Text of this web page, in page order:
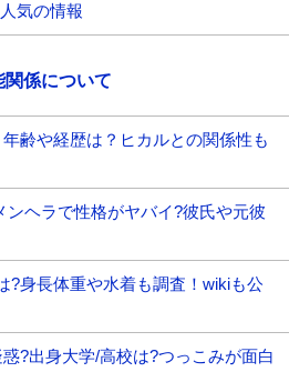
人気の情報
関係について
齢や経歴は？ヒカルとの関係性も
ンヘラで性格がヤバイ?彼氏や元彼
?身長体重や水着も調査！wikiも公
?出身大学/高校は?つっこみが面白